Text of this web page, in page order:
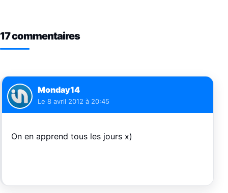
17 commentaires
Monday14
Le 8 avril 2012 à 20:45
On en apprend tous les jours x)